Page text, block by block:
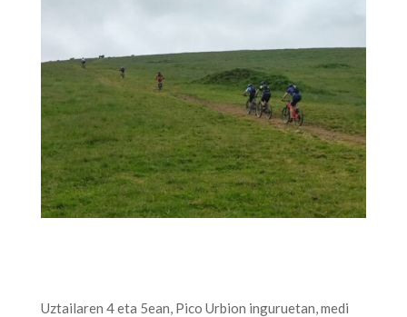
Uztailaren 4 eta 5ean, Pico Urbion inguruetan, medi